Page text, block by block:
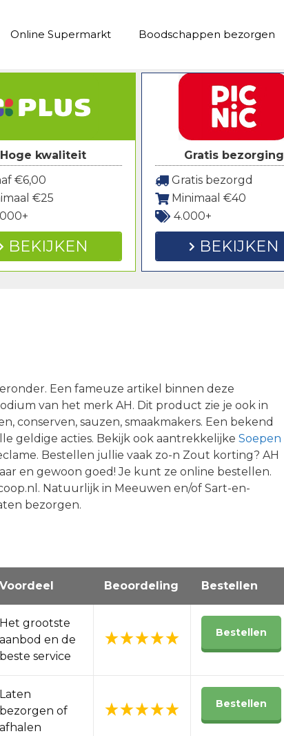
Online Supermarkt Boodschappen bezorgen
Hoge kwaliteit
€6,00
€25
BEKIJKEN
Gratis bezorging
Gratis bezorgd
Minimaal €40
4.000+
BEKIJKEN
Een fameuze artikel binnen deze
van het merk AH. Dit product zie je ook in
conserven, sauzen, smaakmakers. Een bekend
geldige acties. Bekijk ook aantrekkelijke Soepen
Bestellen jullie vaak zo-n Zout korting? AH
en gewoon goed! Je kunt ze online bestellen.
Natuurlijk in Meeuwen en/of Sart-en-
bezorgen.
Voordeel Beoordeling Bestellen
Het grootste
aanbod en de
beste service
Bestellen
Laten
bezorgen of
afhalen
Bestellen